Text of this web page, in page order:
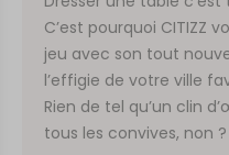
C’est pourquoi CITIZZ
jeu avec son tout
l’effigie de votre ville
Rien de tel qu’un clin
tous les convives, non ?